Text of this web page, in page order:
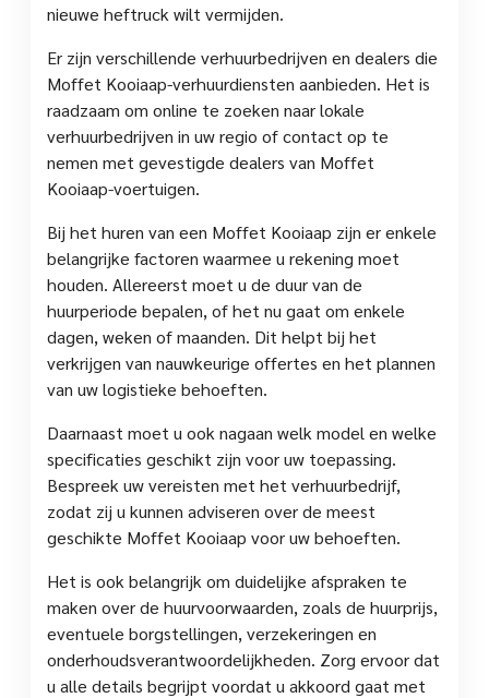
nieuwe heftruck wilt vermijden.
Er zijn verschillende verhuurbedrijven en dealers die
Moffet Kooiaap-verhuurdiensten aanbieden. Het is
raadzaam om online te zoeken naar lokale
verhuurbedrijven in uw regio of contact op te
nemen met gevestigde dealers van Moffet
Kooiaap-voertuigen.
Bij het huren van een Moffet Kooiaap zijn er enkele
belangrijke factoren waarmee u rekening moet
houden. Allereerst moet u de duur van de
huurperiode bepalen, of het nu gaat om enkele
dagen, weken of maanden. Dit helpt bij het
verkrijgen van nauwkeurige offertes en het plannen
van uw logistieke behoeften.
Daarnaast moet u ook nagaan welk model en welke
specificaties geschikt zijn voor uw toepassing.
Bespreek uw vereisten met het verhuurbedrijf,
zodat zij u kunnen adviseren over de meest
geschikte Moffet Kooiaap voor uw behoeften.
Het is ook belangrijk om duidelijke afspraken te
maken over de huurvoorwaarden, zoals de huurprijs,
eventuele borgstellingen, verzekeringen en
onderhoudsverantwoordelijkheden. Zorg ervoor dat
u alle details begrijpt voordat u akkoord gaat met